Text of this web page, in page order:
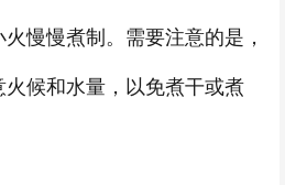
慢慢煮制。需要注意的是，
候和水量，以免煮干或煮